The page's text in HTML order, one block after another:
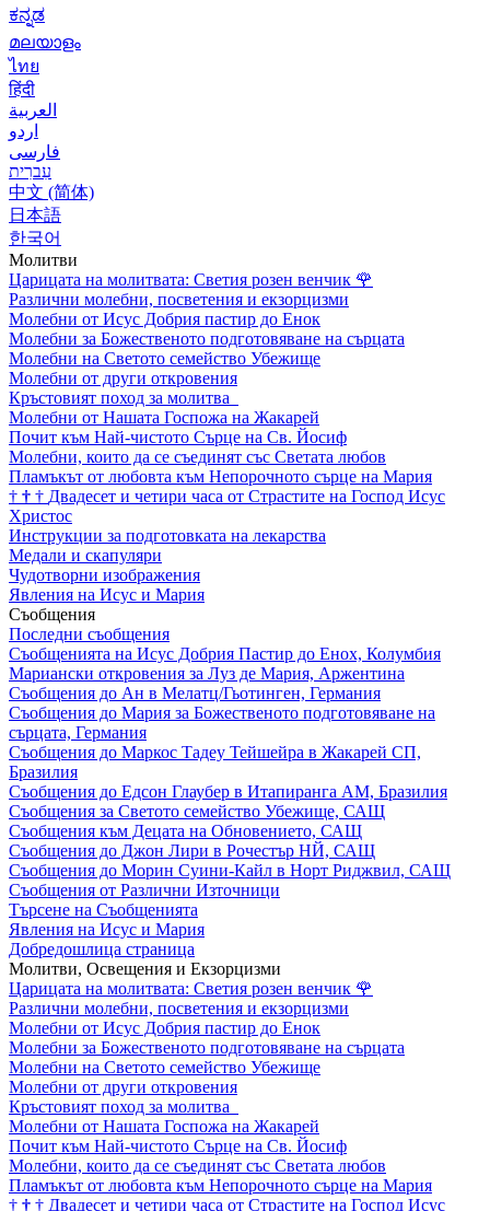
ಕನ್ನಡ
മലയാളം
ไทย
हिंदी
العربية
اردو
فارسی
עִברִית
中文 (简体)
日本語
한국어
Молитви
Царицата на молитвата: Светия розен венчик 🌹
Различни молебни, посветения и екзорцизми
Молебни от Исус Добрия пастир до Енок
Молебни за Божественото подготовяване на сърцата
Молебни на Светото семейство Убежище
Молебни от други откровения
Кръстовият поход за молитва
Молебни от Нашата Госпожа на Жакарей
Почит към Най-чистото Сърце на Св. Йосиф
Молебни, които да се съединят със Светата любов
Пламъкът от любовта към Непорочното сърце на Мария
† † † Двадесет и четири часа от Страстите на Господ Исус
Христос
Инструкции за подготовката на лекарства
Медали и скапуляри
Чудотворни изображения
Явления на Исус и Мария
Съобщения
Последни съобщения
Съобщенията на Исус Добрия Пастир до Енох, Колумбия
Мариански откровения за Луз де Мария, Аржентина
Съобщения до Ан в Мелатц/Гьотинген, Германия
Съобщения до Мария за Божественото подготовяване на
сърцата, Германия
Съобщения до Маркос Тадеу Тейшейра в Жакарей СП,
Бразилия
Съобщения до Едсон Глаубер в Итапиранга АМ, Бразилия
Съобщения за Светото семейство Убежище, САЩ
Съобщения към Децата на Обновението, САЩ
Съобщения до Джон Лири в Рочестър НЙ, САЩ
Съобщения до Морин Суини-Кайл в Норт Риджвил, САЩ
Съобщения от Различни Източници
Търсене на Съобщенията
Явления на Исус и Мария
Добредошлица страница
Молитви, Освещения и Екзорцизми
Царицата на молитвата: Светия розен венчик 🌹
Различни молебни, посветения и екзорцизми
Молебни от Исус Добрия пастир до Енок
Молебни за Божественото подготовяване на сърцата
Молебни на Светото семейство Убежище
Молебни от други откровения
Кръстовият поход за молитва
Молебни от Нашата Госпожа на Жакарей
Почит към Най-чистото Сърце на Св. Йосиф
Молебни, които да се съединят със Светата любов
Пламъкът от любовта към Непорочното сърце на Мария
† † † Двадесет и четири часа от Страстите на Господ Исус